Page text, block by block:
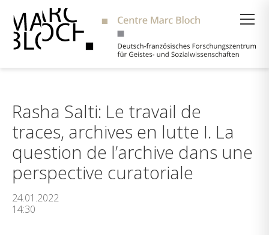
Rasha Salti: Le travail de
traces, archives en lutte I. La
question de l’archive dans une
perspective curatoriale
24.01.2022
14:30